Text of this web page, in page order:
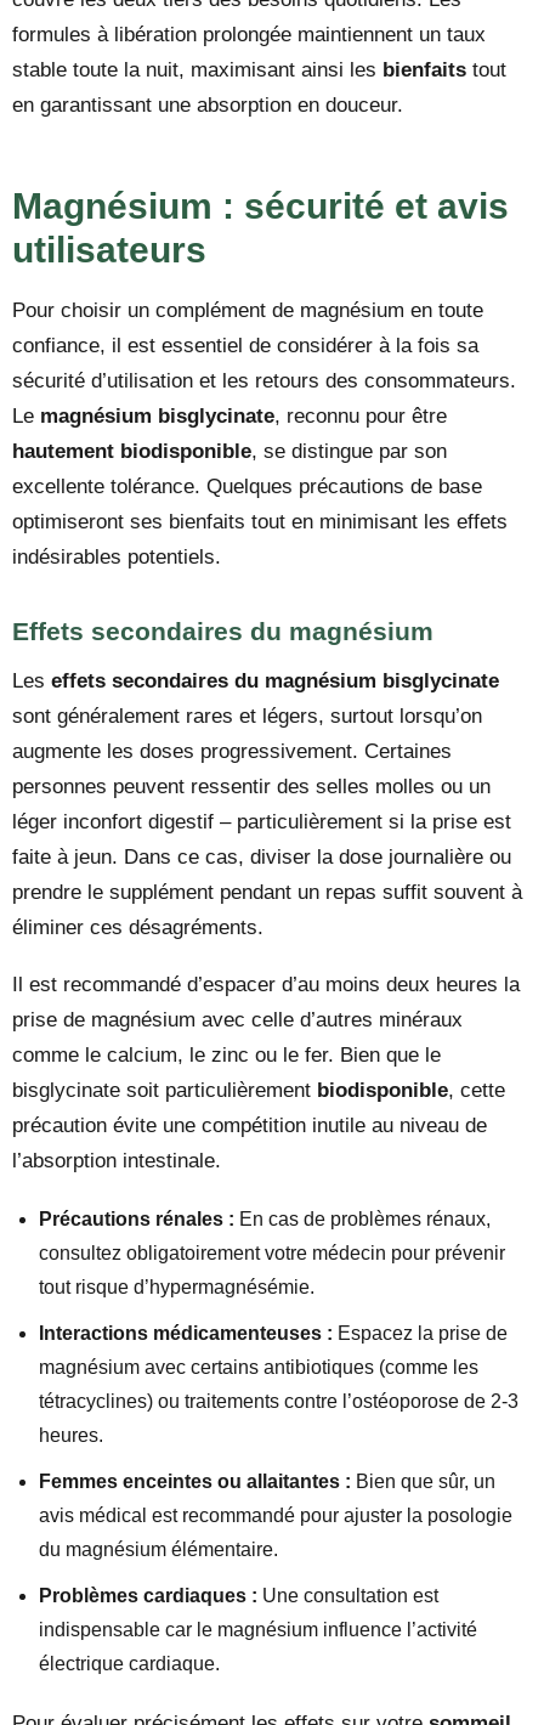
formules à libération prolongée maintiennent un taux
stable toute la nuit, maximisant ainsi les bienfaits tout
en garantissant une absorption en douceur.
Magnésium : sécurité et avis
utilisateurs
Pour choisir un complément de magnésium en toute
confiance, il est essentiel de considérer à la fois sa
sécurité d’utilisation et les retours des consommateurs.
Le magnésium bisglycinate, reconnu pour être
hautement biodisponible, se distingue par son
excellente tolérance. Quelques précautions de base
optimiseront ses bienfaits tout en minimisant les effets
indésirables potentiels.
Effets secondaires du magnésium
Les effets secondaires du magnésium bisglycinate
sont généralement rares et légers, surtout lorsqu’on
augmente les doses progressivement. Certaines
personnes peuvent ressentir des selles molles ou un
léger inconfort digestif – particulièrement si la prise est
faite à jeun. Dans ce cas, diviser la dose journalière ou
prendre le supplément pendant un repas suffit souvent à
éliminer ces désagréments.
Il est recommandé d’espacer d’au moins deux heures la
prise de magnésium avec celle d’autres minéraux
comme le calcium, le zinc ou le fer. Bien que le
bisglycinate soit particulièrement biodisponible, cette
précaution évite une compétition inutile au niveau de
l’absorption intestinale.
Précautions rénales : En cas de problèmes rénaux,
consultez obligatoirement votre médecin pour prévenir
tout risque d’hypermagnésémie.
Interactions médicamenteuses : Espacez la prise de
magnésium avec certains antibiotiques (comme les
tétracyclines) ou traitements contre l’ostéoporose de 2-3
heures.
Femmes enceintes ou allaitantes : Bien que sûr, un
avis médical est recommandé pour ajuster la posologie
du magnésium élémentaire.
Problèmes cardiaques : Une consultation est
indispensable car le magnésium influence l’activité
électrique cardiaque.